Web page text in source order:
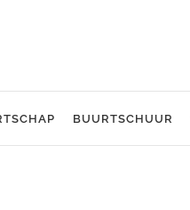
BUURTSCHUUR